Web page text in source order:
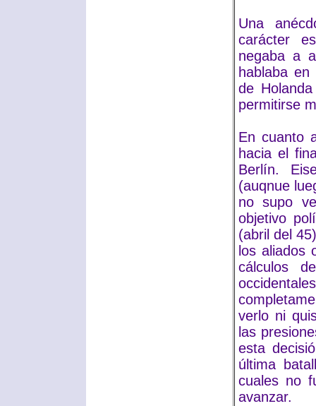
Una
carácter
negaba a
hablaba
de
permitirse
En cuanto
hacia el
Berlín.
(auqnue
no supo
objetivo
(abril del
los aliados
cálculos
verlo ni
las
esta
última
cuales no
avanzar.